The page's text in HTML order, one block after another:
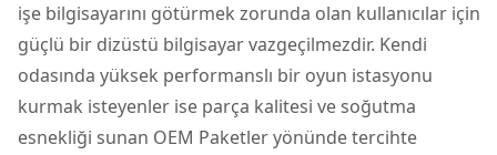
işe bilgisayarını götürmek zorunda olan kullanıcılar için
güçlü bir dizüstü bilgisayar vazgeçilmezdir. Kendi
odasında yüksek performanslı bir oyun istasyonu
kurmak isteyenler ise parça kalitesi ve soğutma
esnekliği sunan OEM Paketler yönünde tercihte